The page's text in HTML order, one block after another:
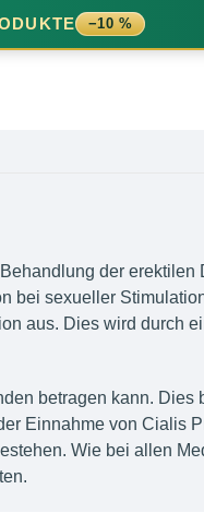
−10 %
der
bei sexueller
aus. Dies wird durch
betragen kann. Dies
Einnahme von Cialis
Wie bei allen